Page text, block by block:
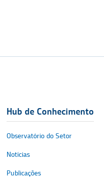
Hub de Conhecimento
Observatório do Setor
Notícias
Publicações